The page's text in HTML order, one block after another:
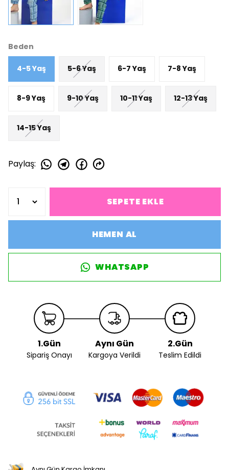
Beden
4-5 Yaş 5-6 Yaş 6-7 Yaş 7-8 Yaş
8-9 Yaş 9-10 Yaş 10-11 Yaş 12-13 Yaş
14-15 Yaş
Paylaş:
SEPETE EKLE
HEMEN AL
WHATSAPP
1.Gün
Sipariş Onayı
Aynı Gün
Kargoya Verildi
2.Gün
Teslim Edildi